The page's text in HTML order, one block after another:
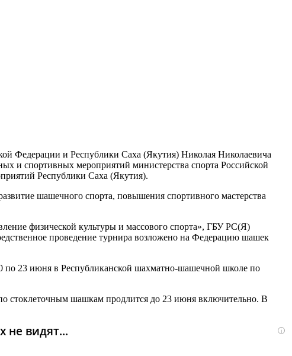
Федерации и Республики Саха (Якутия) Николая Николаевича
и спортивных мероприятий министерства спорта Российской
Республики Саха (Якутия).
шашечного спорта, повышения спортивного мастерства
физической культуры и массового спорта», ГБУ РС(Я)
проведение турнира возложено на Федерацию шашек
23 июня в Республиканской шахматно-шашечной школе по
стоклеточным шашкам продлится до 23 июня включительно. В
i
не видят...